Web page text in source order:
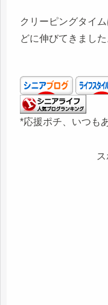
クリーピングタイ
どに伸びてきました
*応援ポチ、いつも